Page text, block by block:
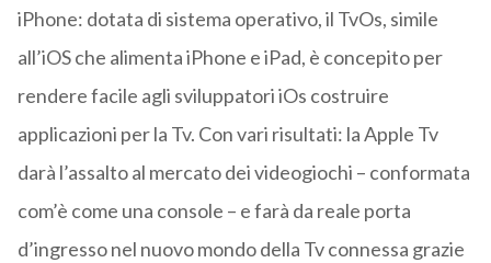
iPhone: dotata di sistema operativo, il TvOs, simile
all’iOS che alimenta iPhone e iPad, è concepito per
rendere facile agli sviluppatori iOs costruire
applicazioni per la Tv. Con vari risultati: la Apple Tv
darà l’assalto al mercato dei videogiochi – conformata
com’è come una console – e farà da reale porta
d’ingresso nel nuovo mondo della Tv connessa grazie